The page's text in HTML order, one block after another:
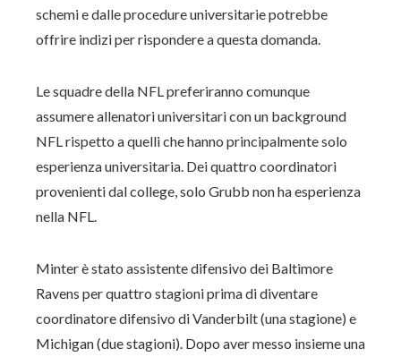
schemi e dalle procedure universitarie potrebbe
offrire indizi per rispondere a questa domanda.
Le squadre della NFL preferiranno comunque
assumere allenatori universitari con un background
NFL rispetto a quelli che hanno principalmente solo
esperienza universitaria. Dei quattro coordinatori
provenienti dal college, solo Grubb non ha esperienza
nella NFL.
Minter è stato assistente difensivo dei Baltimore
Ravens per quattro stagioni prima di diventare
coordinatore difensivo di Vanderbilt (una stagione) e
Michigan (due stagioni). Dopo aver messo insieme una